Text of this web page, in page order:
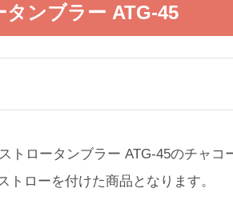
ンブラー ATG-45
トロータンブラー ATG-45のチャコ
トローを付けた商品となります。